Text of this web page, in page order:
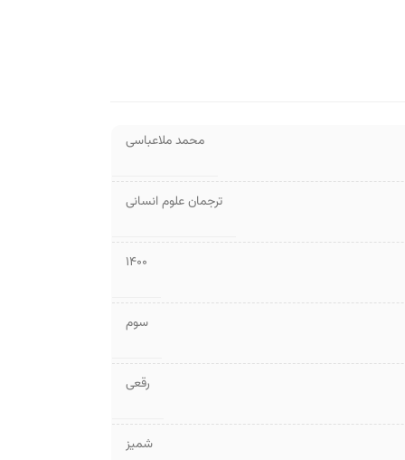
محمد ملاعباسی
ترجمان علوم انسانی
1400
سوم
رقعی
شمیز